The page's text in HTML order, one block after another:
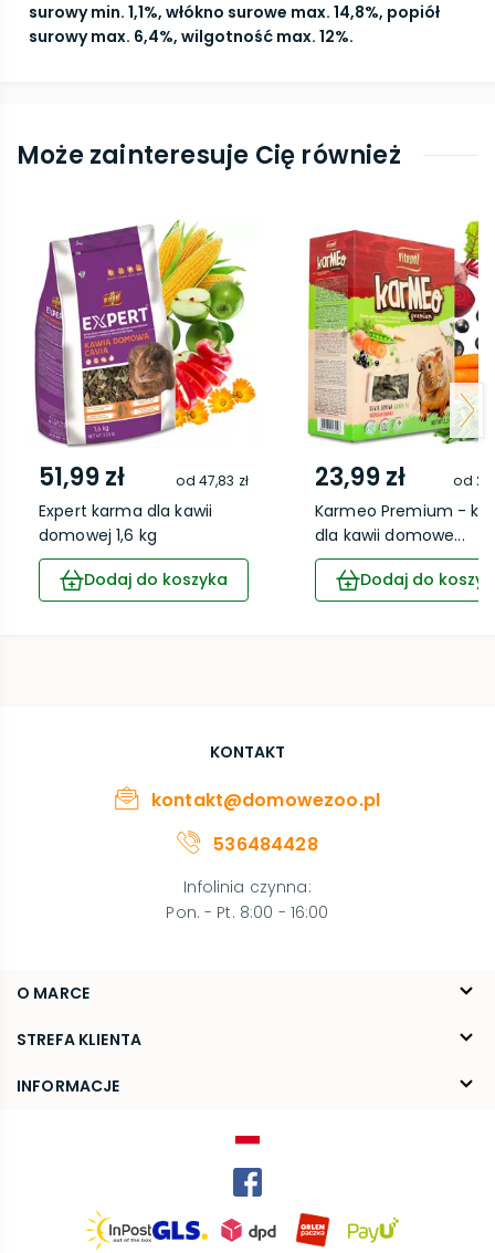
surowy min. 1,1%, włókno surowe max. 14,8%, popiół
surowy max. 6,4%, wilgotność max. 12%.
Może zainteresuje Cię również
51,99 zł od 47,83 zł
Expert karma dla kawii
domowej 1,6 kg
Dodaj do koszyka
23,99 zł od
Karmeo Premium -
dla kawii domowe...
Dodaj do
O MARCE
O nas
Blog
STREFA KLIENTA
FAQ
INFORMACJE
KONTAKT
kontakt@domowezoo.pl
536484428
Infolinia czynna:
Pon. - Pt. 8:00 - 16:00